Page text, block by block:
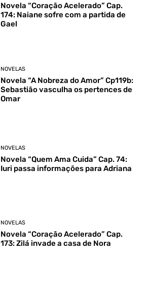
Novela “Coração Acelerado” Cap.
174: Naiane sofre com a partida de
Gael
NOVELAS
Novela “A Nobreza do Amor” Cp119b:
Sebastião vasculha os pertences de
Omar
NOVELAS
Novela “Quem Ama Cuida” Cap. 74:
Iuri passa informações para Adriana
NOVELAS
Novela “Coração Acelerado” Cap.
173: Zilá invade a casa de Nora